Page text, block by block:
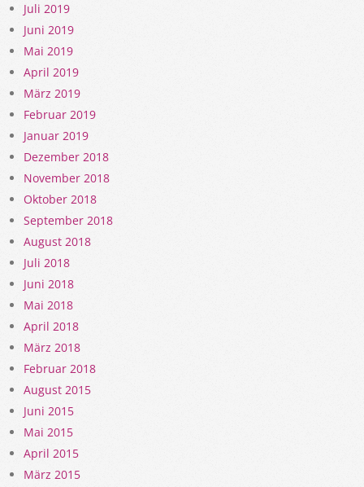
Juli 2019
Juni 2019
Mai 2019
April 2019
März 2019
Februar 2019
Januar 2019
Dezember 2018
November 2018
Oktober 2018
September 2018
August 2018
Juli 2018
Juni 2018
Mai 2018
April 2018
März 2018
Februar 2018
August 2015
Juni 2015
Mai 2015
April 2015
März 2015